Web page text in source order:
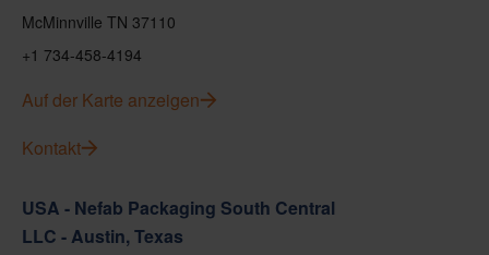
McMinnville TN 37110
+1 734-458-4194
Auf der Karte anzeigen
Kontakt
USA - Nefab Packaging South Central
LLC - Austin, Texas